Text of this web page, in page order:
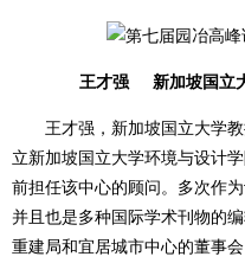
王才强 新加坡国立
王才强，新加坡国立大学教
立新加坡国立大学环境与设计
前担任该中心的顾问。多次作
并且也是多种国际学术刊物的
重建局和宜居城市中心的董事会